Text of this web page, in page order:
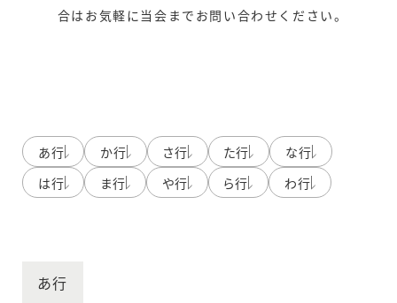
合はお気軽に当会までお問い合わせください。
あ行 か行 さ行 た行
な行
は行
ま行 や行 ら行 わ行
あ行